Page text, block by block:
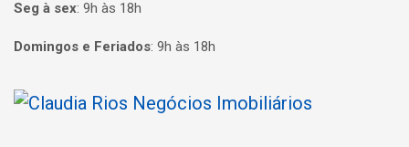
Seg à sex: 9h às 18h
Domingos e Feriados: 9h às 18h
Página inicial